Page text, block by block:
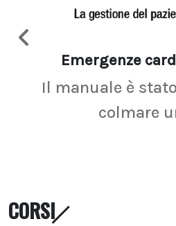
Emergenze
Il manuale è
colmare
CORSI